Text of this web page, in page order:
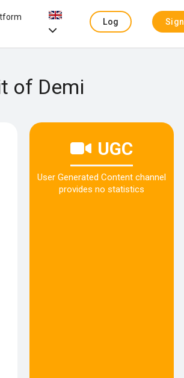
Log
Sign
of Demi
UGC
User Generated Content channel
provides no statistics